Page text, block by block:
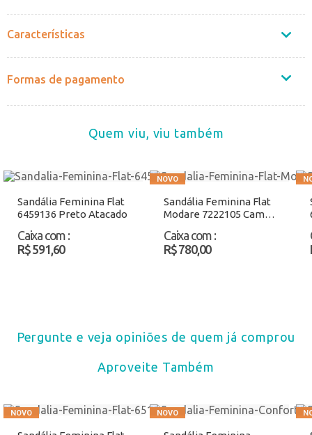
Características
Formas de pagamento
Quem viu, viu também
Sandália Feminina Flat
6459136 Preto Atacado
Caixa com :
R$ 591,60
Sandália Feminina Flat
Modare 7222105 Camel
Caixa com :
R$ 780,00
Pergunte e veja opiniões de quem já comprou
Aproveite Também